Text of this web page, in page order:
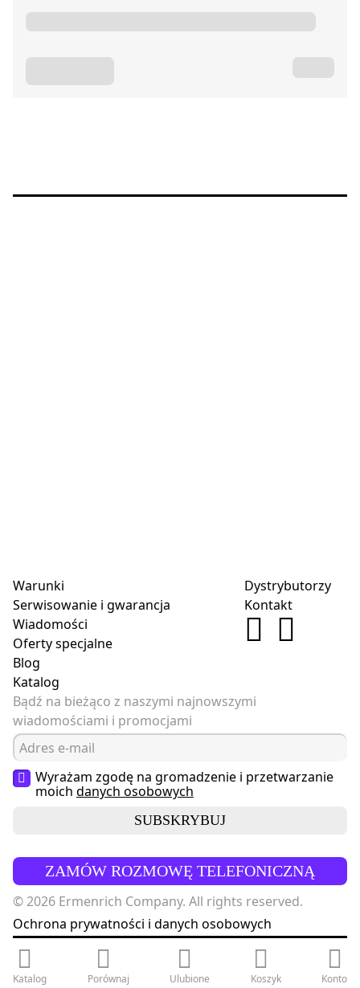
Katalog Porównaj Ulubione Koszyk Konto
Warunki
Serwisowanie i gwarancja
Wiadomości
Oferty specjalne
Blog
Katalog
Dystrybutorzy
Kontakt
Bądź na bieżąco z naszymi najnowszymi
wiadomościami i promocjami
Wyrażam zgodę na gromadzenie i przetwarzanie
moich danych osobowych
SUBSKRYBUJ
ZAMÓW ROZMOWĘ TELEFONICZNĄ
© 2026 Ermenrich Company. All rights reserved.
Ochrona prywatności i danych osobowych